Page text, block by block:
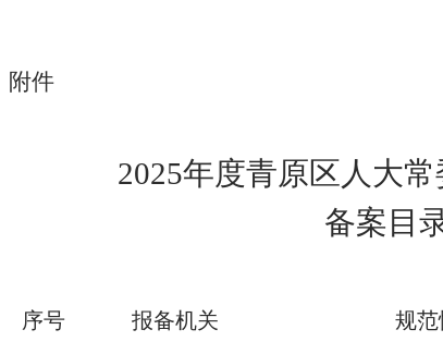
附件
2025年度青原区人大
备案目
序号 报备机关 规